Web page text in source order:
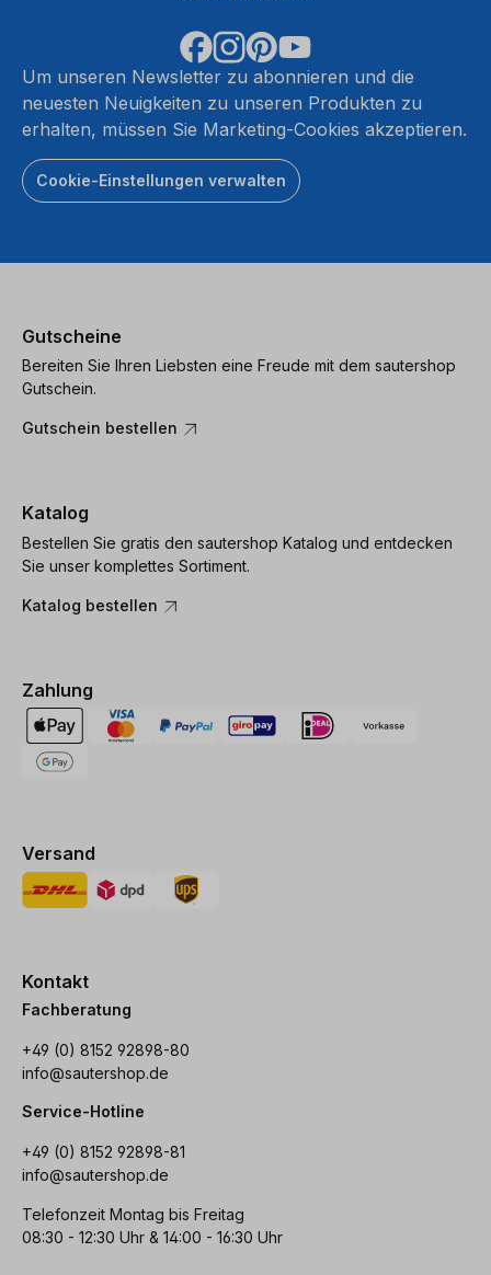
Um unseren Newsletter zu abonnieren und die
neuesten Neuigkeiten zu unseren Produkten zu
erhalten, müssen Sie Marketing-Cookies akzeptieren.
Cookie-Einstellungen verwalten
Gutscheine
Bereiten Sie Ihren Liebsten eine Freude mit dem sautershop
Gutschein.
Gutschein bestellen
Katalog
Bestellen Sie gratis den sautershop Katalog und entdecken
Sie unser komplettes Sortiment.
Katalog bestellen
Zahlung
Versand
Kontakt
Fachberatung
+49 (0) 8152 92898-80
info@sautershop.de
Service-Hotline
+49 (0) 8152 92898-81
info@sautershop.de
Telefonzeit Montag bis Freitag
08:30 - 12:30 Uhr & 14:00 - 16:30 Uhr